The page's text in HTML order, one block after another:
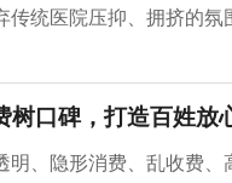
传统医院压抑、拥挤的氛
树口碑，打造百姓放
明、隐形消费、乱收费